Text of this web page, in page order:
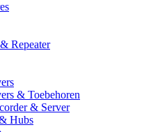
Repeater
& Toebehoren
& Server
Hubs